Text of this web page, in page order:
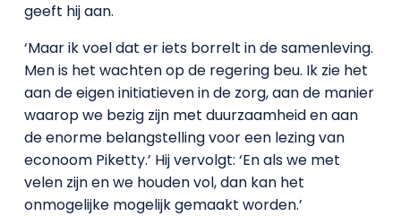
geeft hij aan.
‘Maar ik voel dat er iets borrelt in de samenleving.
Men is het wachten op de regering beu. Ik zie het
aan de eigen initiatieven in de zorg, aan de manier
waarop we bezig zijn met duurzaamheid en aan
de enorme belangstelling voor een lezing van
econoom Piketty.’ Hij vervolgt: ‘En als we met
velen zijn en we houden vol, dan kan het
onmogelijke mogelijk gemaakt worden.’